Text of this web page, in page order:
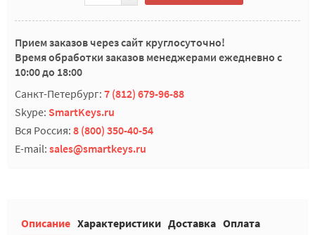
Прием заказов через сайт круглосуточно!
Время обработки заказов менеджерами ежедневно с
10:00 до 18:00
Санкт-Петербург: 7 (812) 679-96-88
Skype: SmartKeys.ru
Вся Россия: 8 (800) 350-40-54
E-mail: sales@smartkeys.ru
Описание Характеристики Доставка Оплата